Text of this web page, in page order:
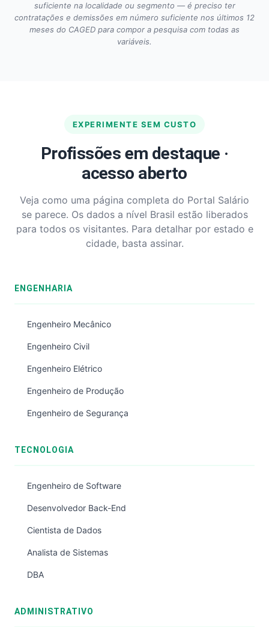
suficiente na localidade ou segmento — é preciso ter
contratações e demissões em número suficiente nos últimos 12
meses do CAGED para compor a pesquisa com todas as
variáveis.
EXPERIMENTE SEM CUSTO
Profissões em destaque ·
acesso aberto
Veja como uma página completa do Portal Salário
se parece. Os dados a nível Brasil estão liberados
para todos os visitantes. Para detalhar por estado e
cidade, basta assinar.
ENGENHARIA
Engenheiro Mecânico
Engenheiro Civil
Engenheiro Elétrico
Engenheiro de Produção
Engenheiro de Segurança
TECNOLOGIA
Engenheiro de Software
Desenvolvedor Back-End
Cientista de Dados
Analista de Sistemas
DBA
ADMINISTRATIVO